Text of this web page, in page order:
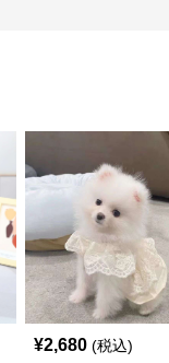
¥2,680 (税込)